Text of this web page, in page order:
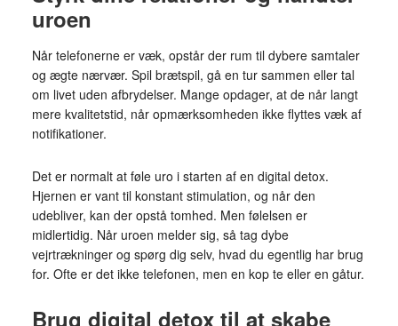
uroen
Når telefonerne er væk, opstår der rum til dybere samtaler
og ægte nærvær. Spil brætspil, gå en tur sammen eller tal
om livet uden afbrydelser. Mange opdager, at de når langt
mere kvalitetstid, når opmærksomheden ikke flyttes væk af
notifikationer.
Det er normalt at føle uro i starten af en digital detox.
Hjernen er vant til konstant stimulation, og når den
udebliver, kan der opstå tomhed. Men følelsen er
midlertidig. Når uroen melder sig, så tag dybe
vejrtrækninger og spørg dig selv, hvad du egentlig har brug
for. Ofte er det ikke telefonen, men en kop te eller en gåtur.
Brug digital detox til at skabe